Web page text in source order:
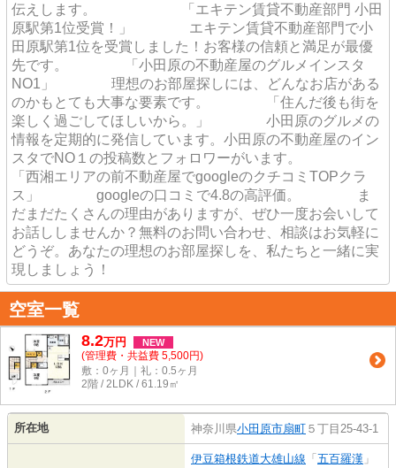
伝えします。 「エキテン賃貸不動産部門 小田
原駅第1位受賞！」 エキテン賃貸不動産部門で小
田原駅第1位を受賞しました！お客様の信頼と満足が最優
先です。 「小田原の不動産屋のグルメインスタ
NO1」 理想のお部屋探しには、どんなお店がある
のかもとても大事な要素です。 「住んだ後も街を
楽しく過ごしてほしいから。」 小田原のグルメの
情報を定期的に発信しています。小田原の不動産屋のイン
スタでNO１の投稿数とフォロワーがいます。
「西湘エリアの前不動産屋でgoogleのクチコミTOPクラ
ス」 googleの口コミで4.8の高評価。 ま
だまだたくさんの理由がありますが、ぜひ一度お会いして
お話ししませんか？無料のお問い合わせ、相談はお気軽に
どうぞ。あなたの理想のお部屋探しを、私たちと一緒に実
現しましょう！
空室一覧
8.2万円 NEW
(管理費・共益費 5,500円)
敷：0ヶ月｜礼：0.5ヶ月
2階 / 2LDK / 61.19㎡
所在地 神奈川県小田原市扇町 ５丁目25-43-1
伊豆箱根鉄道大雄山線 「 五百羅漢 」